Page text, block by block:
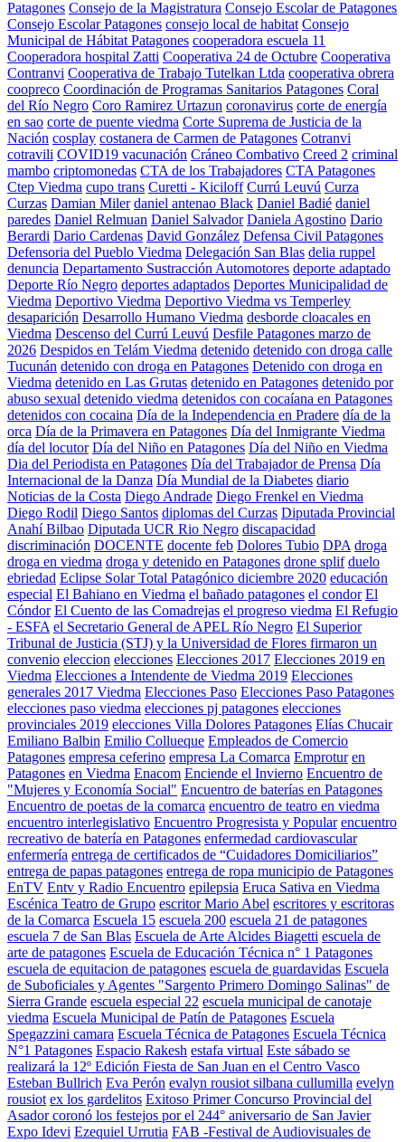
Patagones Consejo de la Magistratura Consejo Escolar de Patagones
Consejo Escolar Patagones consejo local de habitat Consejo
Municipal de Hábitat Patagones cooperadora escuela 11
Cooperadora hospital Zatti Cooperativa 24 de Octubre Cooperativa
Contranvi Cooperativa de Trabajo Tutelkan Ltda cooperativa obrera
coopreco Coordinación de Programas Sanitarios Patagones Coral
del Río Negro Coro Ramirez Urtazun coronavirus corte de energía
en sao corte de puente viedma Corte Suprema de Justicia de la
Nación cosplay costanera de Carmen de Patagones Cotranvi
cotravili COVID19 vacunación Cráneo Combativo Creed 2 criminal
mambo criptomonedas CTA de los Trabajadores CTA Patagones
Ctep Viedma cupo trans Curetti - Kiciloff Currú Leuvú Curza
Curzas Damian Miler daniel antenao Black Daniel Badié daniel
paredes Daniel Relmuan Daniel Salvador Daniela Agostino Dario
Berardi Dario Cardenas David González Defensa Civil Patagones
Defensoria del Pueblo Viedma Delegación San Blas delia ruppel
denuncia Departamento Sustracción Automotores deporte adaptado
Deporte Río Negro deportes adaptados Deportes Municipalidad de
Viedma Deportivo Viedma Deportivo Viedma vs Temperley
desaparición Desarrollo Humano Viedma desborde cloacales en
Viedma Descenso del Currú Leuvú Desfile Patagones marzo de
2026 Despidos en Telám Viedma detenido detenido con droga calle
Tucunán detenido con droga en Patagones Detenido con droga en
Viedma detenido en Las Grutas detenido en Patagones detenido por
abuso sexual detenido viedma detenidos con cocaíana en Patagones
detenidos con cocaina Día de la Independencia en Pradere día de la
orca Día de la Primavera en Patagones Día del Inmigrante Viedma
día del locutor Día del Niño en Patagones Día del Niño en Viedma
Dia del Periodista en Patagones Día del Trabajador de Prensa Día
Internacional de la Danza Día Mundial de la Diabetes diario
Noticias de la Costa Diego Andrade Diego Frenkel en Viedma
Diego Rodil Diego Santos diplomas del Curzas Diputada Provincial
Anahí Bilbao Diputada UCR Rio Negro discapacidad
discriminación DOCENTE docente feb Dolores Tubio DPA droga
droga en viedma droga y detenido en Patagones drone splif duelo
ebriedad Eclipse Solar Total Patagónico diciembre 2020 educación
especial El Bahiano en Viedma el bañado patagones el condor El
Cóndor El Cuento de las Comadrejas el progreso viedma El Refugio
- ESFA el Secretario General de APEL Río Negro El Superior
Tribunal de Justicia (STJ) y la Universidad de Flores firmaron un
convenio eleccion elecciones Elecciones 2017 Elecciones 2019 en
Viedma Elecciones a Intendente de Viedma 2019 Elecciones
generales 2017 Viedma Elecciones Paso Elecciones Paso Patagones
elecciones paso viedma elecciones pj patagones elecciones
provinciales 2019 elecciones Villa Dolores Patagones Elías Chucair
Emiliano Balbin Emilio Collueque Empleados de Comercio
Patagones empresa ceferino empresa La Comarca Emprotur en
Patagones en Viedma Enacom Enciende el Invierno Encuentro de
"Mujeres y Economía Social" Encuentro de baterías en Patagones
Encuentro de poetas de la comarca encuentro de teatro en viedma
encuentro interlegislativo Encuentro Progresista y Popular encuentro
recreativo de batería en Patagones enfermedad cardiovascular
enfermería entrega de certificados de “Cuidadores Domiciliarios”
entrega de papas patagones entrega de ropa municipio de Patagones
EnTV Entv y Radio Encuentro epilepsia Eruca Sativa en Viedma
Escénica Teatro de Grupo escritor Mario Abel escritores y escritoras
de la Comarca Escuela 15 escuela 200 escuela 21 de patagones
escuela 7 de San Blas Escuela de Arte Alcides Biagetti escuela de
arte de patagones Escuela de Educación Técnica n° 1 Patagones
escuela de equitacion de patagones escuela de guardavidas Escuela
de Suboficiales y Agentes "Sargento Primero Domingo Salinas" de
Sierra Grande escuela especial 22 escuela municipal de canotaje
viedma Escuela Municipal de Patín de Patagones Escuela
Spegazzini camara Escuela Técnica de Patagones Escuela Técnica
N°1 Patagones Espacio Rakesh estafa virtual Este sábado se
realizará la 12º Edición Fiesta de San Juan en el Centro Vasco
Esteban Bullrich Eva Perón evalyn rousiot silbana cullumilla evelyn
rousiot ex los gardelitos Exitoso Primer Concurso Provincial del
Asador coronó los festejos por el 244° aniversario de San Javier
Expo Idevi Ezequiel Urrutia FAB -Festival de Audiovisuales de